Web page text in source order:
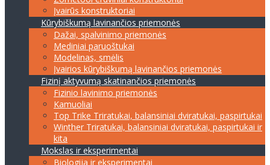
Įvairūs konstruktoriai
Kūrybiškumą lavinančios priemonės
Dažai, spalvinimo priemonės
Mediniai paruoštukai
Modelinas, smėlis
Įvairios kūrybiškumą lavinančios priemonės
Fizinį aktyvumą skatinančios priemonės
Fizinio lavinimo priemonės
Kamuoliai
Top Trike Triratukai, balansiniai dviratukai, paspirtukai
Winther Triratukai, balansiniai dviratukai, paspirtukai ir
kita
Mokslas ir eksperimentai
Biologija ir eksperimentai